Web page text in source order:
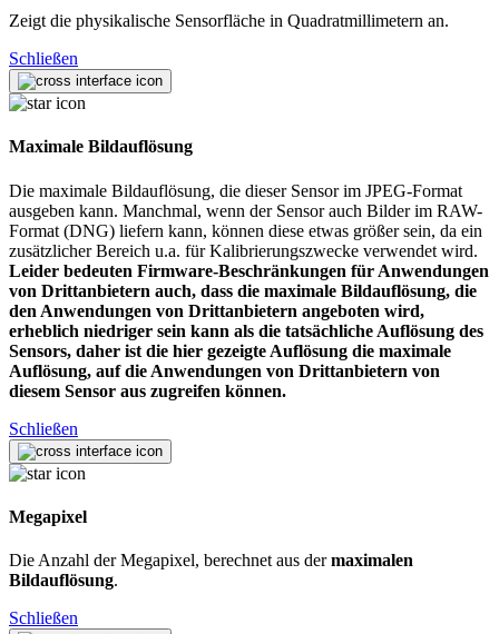
Zeigt die physikalische Sensorfläche in Quadratmillimetern an.
Schließen
Maximale Bildauflösung
Die maximale Bildauflösung, die dieser Sensor im JPEG-Format
ausgeben kann. Manchmal, wenn der Sensor auch Bilder im RAW-
Format (DNG) liefern kann, können diese etwas größer sein, da ein
zusätzlicher Bereich u.a. für Kalibrierungszwecke verwendet wird.
Leider bedeuten Firmware-Beschränkungen für Anwendungen
von Drittanbietern auch, dass die maximale Bildauflösung, die
den Anwendungen von Drittanbietern angeboten wird,
erheblich niedriger sein kann als die tatsächliche Auflösung des
Sensors, daher ist die hier gezeigte Auflösung die maximale
Auflösung, auf die Anwendungen von Drittanbietern von
diesem Sensor aus zugreifen können.
Schließen
Megapixel
Die Anzahl der Megapixel, berechnet aus dermaximalen
Bildauflösung.
Schließen